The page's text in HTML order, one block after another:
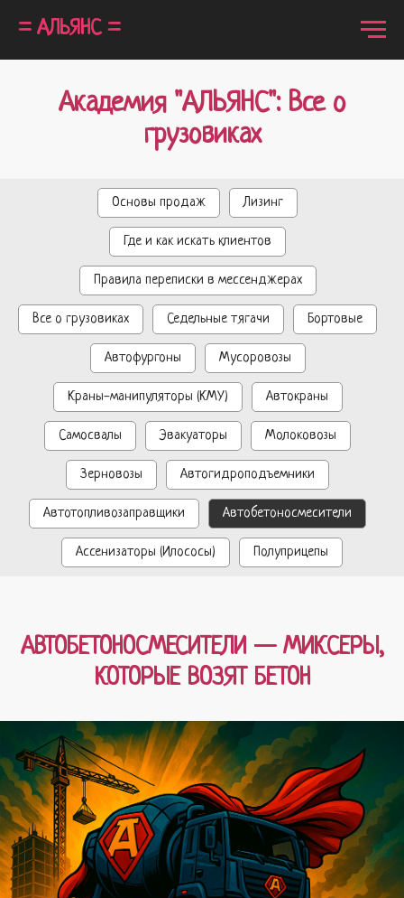
= АЛЬЯНС =
Академия "АЛЬЯНС": Все о
грузовиках
Основы продаж Лизинг
Где и как искать клиентов
Правила переписки в мессенджерах
Все о грузовиках Седельные тягачи Бортовые
Автофургоны Мусоровозы
Краны-манипуляторы (КМУ) Автокраны
Самосвалы Эвакуаторы Молоковозы
Зерновозы Автогидроподъемники
Автотопливозаправщики Автобетоносмесители
Ассенизаторы (Илососы) Полуприцепы
АВТОБЕТОНОСМЕСИТЕЛИ — МИКСЕРЫ,
КОТОРЫЕ ВОЗЯТ БЕТОН